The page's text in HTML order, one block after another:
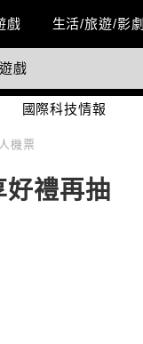
戲 生活/旅遊/影劇
遊戲
國際科技情報
機票
好禮再抽